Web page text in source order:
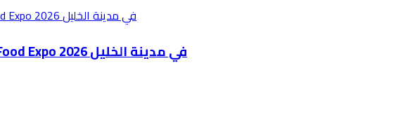
ترست ترعى وتؤمّن Food Expo 2026 في مدينة الخليل